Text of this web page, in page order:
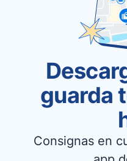
guarda
Consignas en